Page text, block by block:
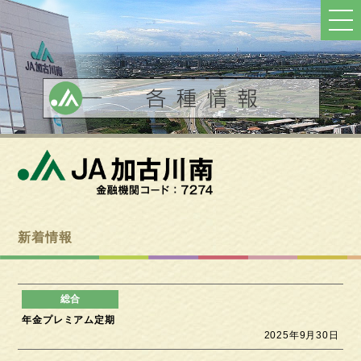
新着情報
年金プレミアム定期
2025年9月30日